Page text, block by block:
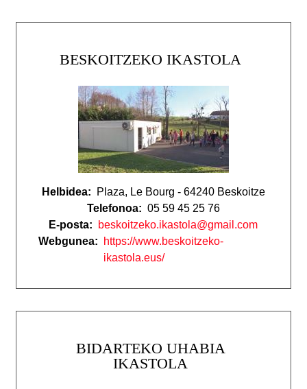
BESKOITZEKO IKASTOLA
Helbidea:
Plaza, Le Bourg - 64240 Beskoitze
Telefonoa: 05 59 45 25 76
E-posta:
beskoitzeko.ikastola@gmail.com
Webgunea:
https://www.beskoitzeko-
ikastola.eus/
BIDARTEKO UHABIA
IKASTOLA